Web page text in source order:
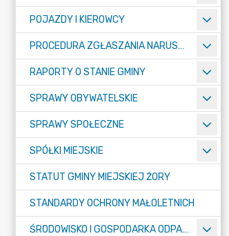
POJAZDY I KIEROWCY
PROCEDURA ZGŁASZANIA NARUSZEŃ PRAWA
RAPORTY O STANIE GMINY
SPRAWY OBYWATELSKIE
SPRAWY SPOŁECZNE
SPÓŁKI MIEJSKIE
STATUT GMINY MIEJSKIEJ ŻORY
STANDARDY OCHRONY MAŁOLETNICH
ŚRODOWISKO I GOSPODARKA ODPADAMI